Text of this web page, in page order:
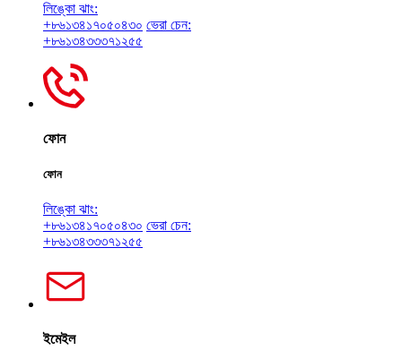
লিঙ্কো ঝাং:
+৮৬১৩৪১৭০৫০৪৩০ ভেরা চেন:
+৮৬১৩৪৩৩৩৭১২৫৫
ফোন
ফোন
লিঙ্কো ঝাং:
+৮৬১৩৪১৭০৫০৪৩০ ভেরা চেন:
+৮৬১৩৪৩৩৩৭১২৫৫
ইমেইল